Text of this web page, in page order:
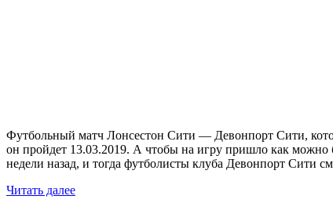
Футбольный матч Лонсестон Сити — Девонпорт Сити,
он пройдет 13.03.2019. А чтобы на игру пришло как можно
недели назад, и тогда футболисты клуба Девонпорт Сити
Читать далее